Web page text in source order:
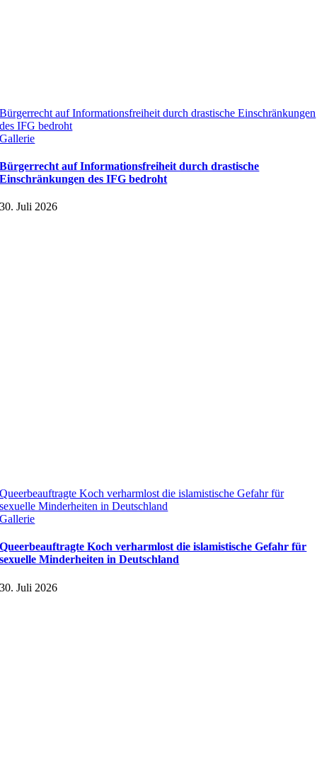
Bürgerrecht auf Informationsfreiheit durch drastische Einschränkungen
des IFG bedroht
Gallerie
Bürgerrecht auf Informationsfreiheit durch drastische
Einschränkungen des IFG bedroht
30. Juli 2026
Queerbeauftragte Koch verharmlost die islamistische Gefahr für
sexuelle Minderheiten in Deutschland
Gallerie
Queerbeauftragte Koch verharmlost die islamistische Gefahr für
sexuelle Minderheiten in Deutschland
30. Juli 2026